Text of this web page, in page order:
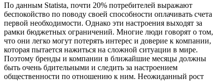
По данным Statista, почти 20% потребителей выражают
беспокойство по поводу своей способности оплачивать счета
первой необходимости. Однако эти настроения выходят за
рамки бюджетных ограничений. Многие люди говорят о том,
что они легко могут потерять интерес и доверие к компании,
которая пытается нажиться на сложной ситуации в мире.
Поэтому бренды и компании в ближайшие месяцы должны
быть очень бдительными и следить за настроением
общественности по отношению к ним. Неожиданный рост